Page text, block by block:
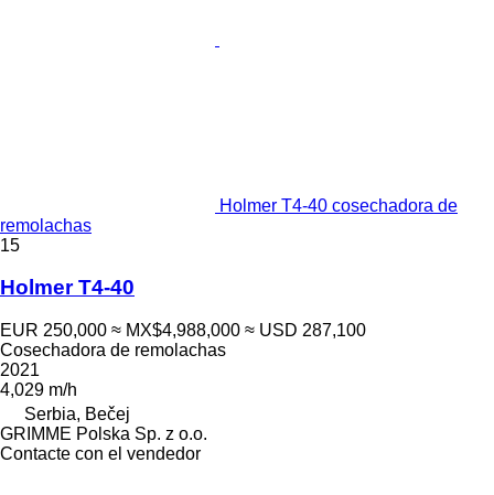
Holmer T4-40 cosechadora de
remolachas
15
Holmer T4-40
EUR 250,000 ≈ MX$4,988,000 ≈ USD 287,100
Cosechadora de remolachas
2021
4,029 m/h
Serbia, Bečej
GRIMME Polska Sp. z o.o.
Contacte con el vendedor